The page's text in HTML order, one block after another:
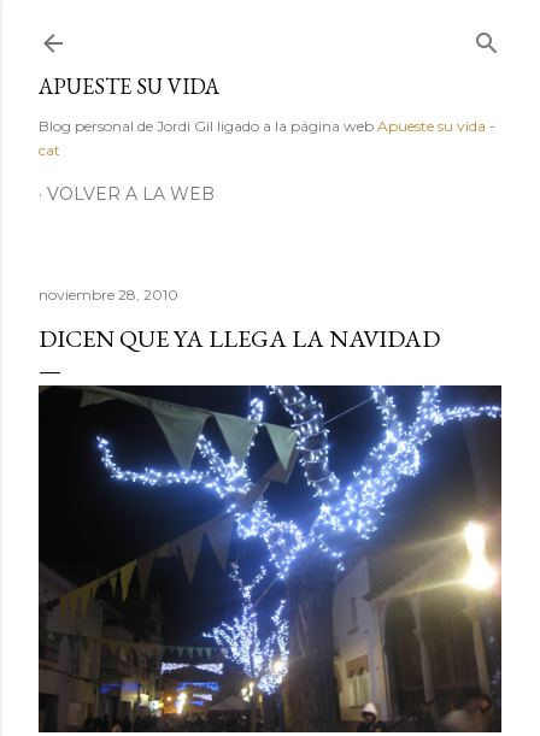
APUESTE SU VIDA
Blog personal de Jordi Gil ligado a la página web Apueste su vida -
cat
VOLVER A LA WEB
noviembre 28, 2010
DICEN QUE YA LLEGA LA NAVIDAD